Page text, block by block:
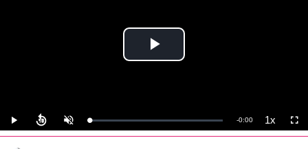
Play
Play UnmuteLoaded:
0%
Remaining
-0:00 1xPlayback
Rate